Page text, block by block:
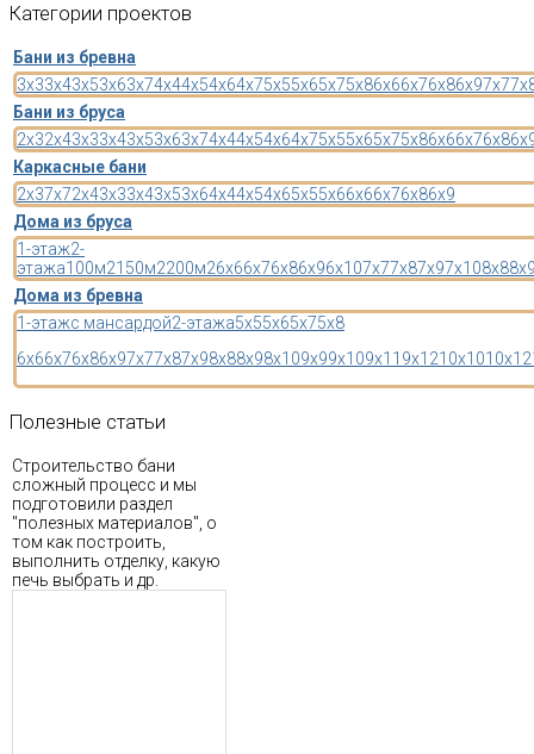
Категории проектов
Бани из бревна
3x33x43x53x63x74x44x54x64x75x55x65x75x86x66x76x86x97x7
Бани из бруса
2x32x43x33x43x53x63x74x44x54x64x75x55x65x75x86x66x76x8
Каркасные бани
2x37x72x43x33x43x53x64x44x54x65x55x66x66x76x86x9
Дома из бруса
1-этаж2-
этажа100м2150м2200м26x66x76x86x96x107x77x87x97x108x8
Дома из бревна
1-этажс мансардой2-этажа5x55x65x75x8
6x66x76x86x97x77x87x98x88x98x109x99x109x11 9x1210x1010x12
Полезные статьи
Строительство бани
сложный процесс и мы
подготовили раздел
"полезных материалов", о
том как построить,
выполнить отделку, какую
печь выбрать и др.